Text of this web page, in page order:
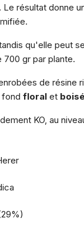
résultat donne
qu'elle peut
gr par plante.
de résine
fond floral et boisé
KO, au